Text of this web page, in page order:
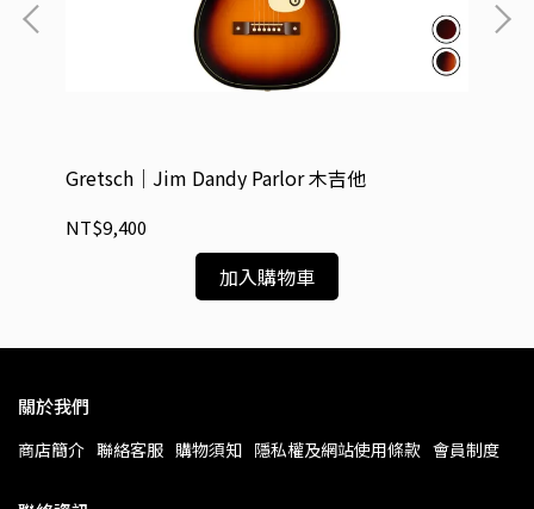
Gretsch｜Jim Dandy Parlor 木吉他
NT$9,400
加入購物車
關於我們
商店簡介 聯絡客服 購物須知 隱私權及網站使用條款 會員制度